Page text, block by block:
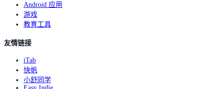
Android 应用
游戏
教育工具
友情链接
iTab
快帆
小舒同学